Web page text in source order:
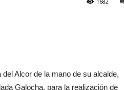
Alcor de la mano de su alcalde,
Galocha, para la realización de